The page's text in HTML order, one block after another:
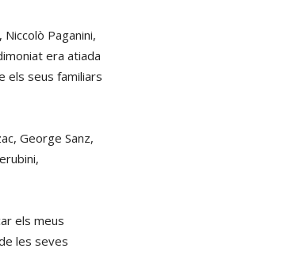
Paganini,
era atiada
els seus familiars
George Sanz,
els meus
les seves